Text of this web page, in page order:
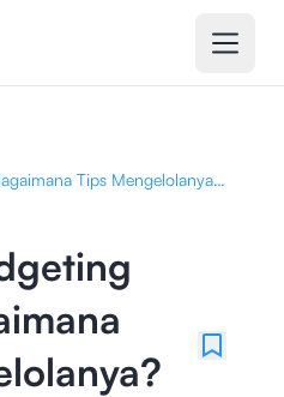
Tips Mengelolanya?